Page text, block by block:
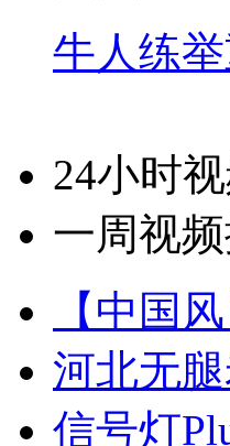
牛人练
24小时
一周视
【中国
河北无
信号灯